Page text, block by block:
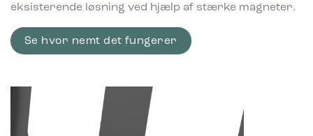
eksisterende løsning ved hjælp af stærke magneter.
Se hvor nemt det fungerer